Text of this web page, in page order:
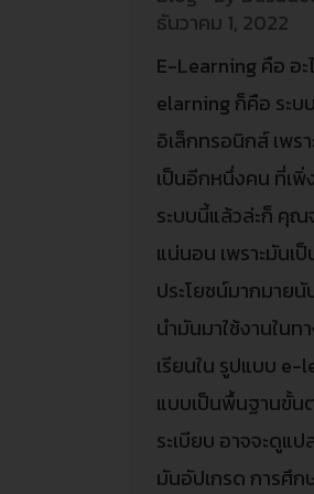
ธันวาคม 1, 2022
E-Learning คือ อะ
elarning ก็คือ ระบ
อิเล็กทรอนิกส์ เพร
เป็นอีกหนึ่งคน ที่เพิ่
ระบบนี้แล้วล่ะก็ คุ
แน่นอน เพราะมันเ
ประโยชน์มากมาย
นำมันมาใช้งานใน
เรียนใน รูปแบบ e-
แบบเป็นพื้นฐานขั้น
ระเบียบ อาจจะดูแ
มันอัปเกรด การศึก